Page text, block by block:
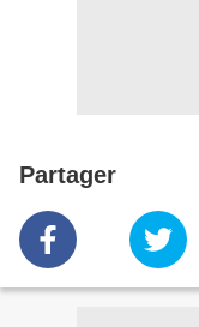
Partager